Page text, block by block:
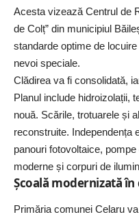
Acesta vizează Centrul de
de Colț” din municipiul
standarde optime de
nevoi speciale.
Clădirea va fi consolidată,
Planul include hidroizolații,
nouă. Scările, trotuarele și
reconstruite. Independența
panouri fotovoltaice,
moderne și corpuri de
Școală modernizată
Primăria comunei Celaru